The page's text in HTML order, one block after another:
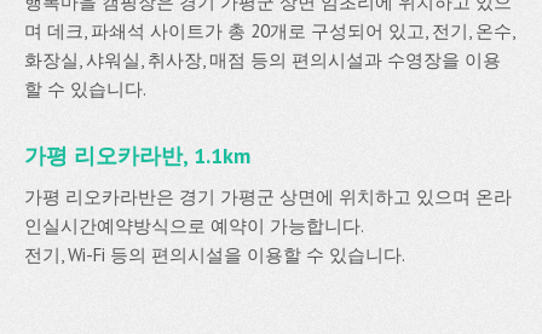
며 데크, 파쇄석 사이트가 총 20개로 구성되어 있고, 전기, 온수,
화장실, 샤워실, 취사장, 매점 등의 편의시설과 수영장을 이용
할 수 있습니다.
가평 리오카라반, 1.1km
가평 리오카라반은 경기 가평군 상면에 위치하고 있으며 온라
인실시간예약방식으로 예약이 가능합니다.
전기, Wi-Fi 등의 편의시설을 이용할 수 있습니다.